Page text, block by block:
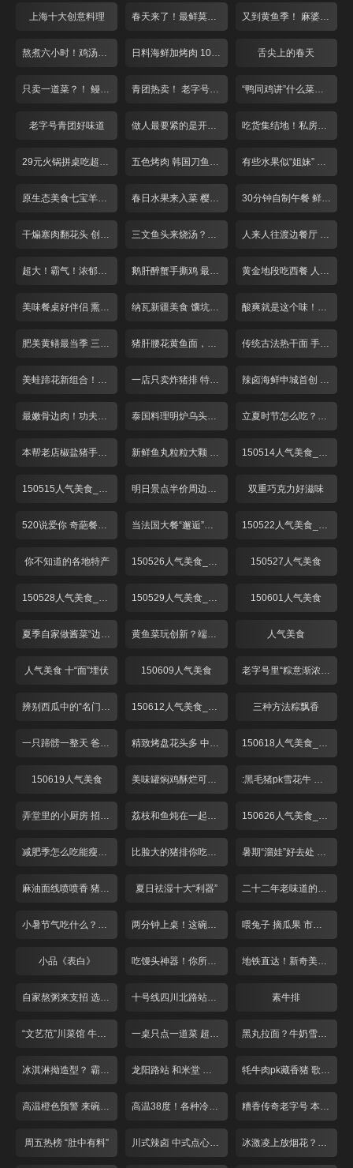
上海十大创意料理 春天来了！最鲜莫过小河鲜！ 又到黄鱼季！ 麻婆豆腐来抢戏！
熬煮六小时！鸡汤泡饭哪家强？ 日料海鲜加烤肉 108元吃到爽！ 舌尖上的春天
只卖一道菜？！ 鳗鱼料理不一般 青团热卖！ 老字号遇上夫妻老婆店 “鸭同鸡讲”什么菜？正宗川味麻！香！辣！
老字号青团好味道 做人最要紧的是开心面馆 泡椒鸡杂面 吃货集结地！私房川菜探营记
29元火锅拼桌吃超实惠！ 五色烤肉 韩国刀鱼 刮起思密达旋风！ 有些水果似“姐妹” 让你傻傻分不清楚
原生态美食七宝羊肉串 春日水果来入菜 樱桃咕咾肉最香浓 30分钟自制午餐 鲜虾天妇罗红豆饭
干煸塞肉翻花头 创意手法烧豆腐 三文鱼头来烧汤？胡椒调味更是鲜！ 人来人往渡边餐厅 超大炸猪排
超大！霸气！浓郁海鲜饭任性吃！ 鹅肝醉蟹手撕鸡 最是浓郁酒香菜！ 黄金地段吃西餐 人均24元亲民价
美味餐桌好伴侣 熏鱼小店人气爆棚！ 纳瓦新疆美食 馕坑焖羊腿 限量50份 酸爽就是这个味！巧用猪蹄做酸汤
肥美黄鳝最当季 三种吃法来尝鲜！ 猪肝腰花黄鱼面，本帮面条滋味浓 传统古法热干面 手工芝麻酱香稠醇
美蛙蹄花新组合！肉质嫩鲜味足 一店只卖炸猪排 特制酱料令人回味 辣卤海鲜申城首创 酱汁入味回味无穷
最嫩骨边肉！功夫牛排汁水多 泰国料理明炉乌头鱼最招牌 立夏时节怎么吃？籽虾黄鳝最滋补
本帮老店椒盐猪手10元一片德国进口 新鲜鱼丸粒粒大颗 久煮不烂 150514人气美食_001
150515人气美食_001 明日景点半价周边美味享不停 双重巧克力好滋味
520说爱你 奇葩餐厅来探秘！ 当法国大餐“邂逅”湖南辣椒！ 150522人气美食_001
你不知道的各地特产 150526人气美食_001 150527人气美食
150528人气美食_001 150529人气美食_001 150601人气美食
夏季自家做酱菜“边角料”吃口好 黄鱼菜玩创新？端午时节最美味！ 人气美食
人气美食 十“面”埋伏 150609人气美食 老字号里“粽意渐浓”牛肉八宝新品上市
辨别西瓜中的“名门望族” 150612人气美食_001 三种方法粽飘香
一只蹄髈一整天 爸爸糖蹄爱意浓 精致烤盘花头多 中药腌肉是啥味？ 150618人气美食_001
150619人气美食 美味罐焖鸡酥烂可口 酒香糟味上海夏日味道 :黑毛猪pk雪花牛 烤盘上演大对决！
弄堂里的小厨房 招牌番茄酸辣面 荔枝和鱼炖在一起什么味道 150626人气美食_001
减肥季怎么吃能瘦下来 比脸大的猪排你吃过吗？ 暑期“溜娃”好去处 亲子餐厅欢乐多
麻油面线喷喷香 猪脚龙虾做搭配 夏日祛湿十大“利器” 二十二年老味道的别样饼干
小暑节气吃什么？各类黄鳝最滋补 两分钟上桌！这碗泡饭不一般 喂兔子 摘瓜果 市区也有农家乐？
小品《表白》 吃馒头神器！你所不知道的调料混搭！ 地铁直达！新奇美味！天气再热也不怕
自家熬粥来支招 选好大米配好料！ 十号线四川北路站！冒菜臊子面人气旺！ 素牛排
“文艺范”川菜馆 牛蛙“爱上”小仔姜 一桌只点一道菜 超大牛排似“战斧” 黑丸拉面？牛奶雪？新晋百货大暴走
冰淇淋拗造型？ 霸气大锅藏鱼头！ 龙阳路站 和米堂 大虾章鱼烧 牦牛肉pk藏香猪 歌声对决赢免单！
高温橙色预警 来碗“雪”降降温！ 高温38度！各种冷饮来“降温” 糟香传奇老字号 本帮大师来调味
周五热榜 “肚中有料” 川式辣卤 中式点心 打浦路站美味多！ 冰激凌上放烟花？夏日解暑放大招！